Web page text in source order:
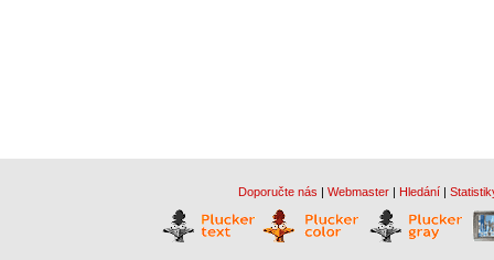
Doporučte nás | Webmaster | Hledání |